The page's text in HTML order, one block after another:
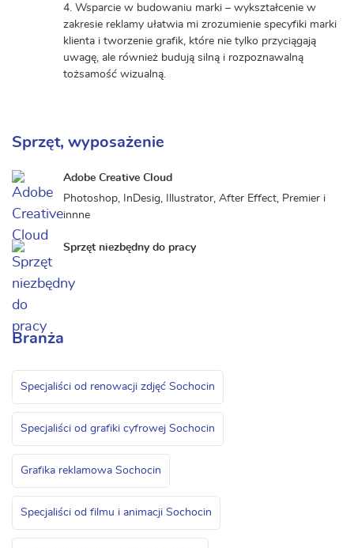
4. Wsparcie w budowaniu marki – wykształcenie w
zakresie reklamy ułatwia mi zrozumienie specyfiki marki
klienta i tworzenie grafik, które nie tylko przyciągają
uwagę, ale również budują silną i rozpoznawalną
tożsamość wizualną.
Sprzęt, wyposażenie
Adobe Creative Cloud
Photoshop, InDesig, Illustrator, After Effect, Premier i
innne
Sprzęt niezbędny do pracy
Branża
Specjaliści od renowacji zdjęć Sochocin
Specjaliści od grafiki cyfrowej Sochocin
Grafika reklamowa Sochocin
Specjaliści od filmu i animacji Sochocin